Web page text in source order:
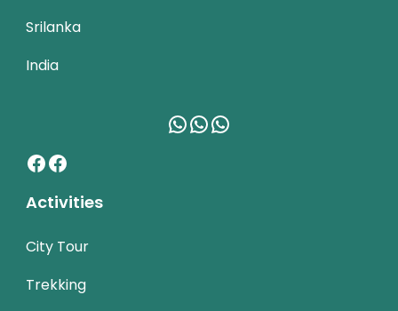
Srilanka
India
WhatsApp
WhatsApp
WhatsApp
Facebook
Facebook
Activities
City Tour
Trekking